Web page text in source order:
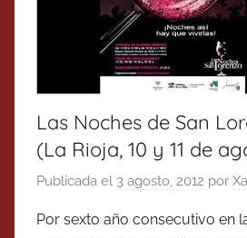
Las Noches de San
(La Rioja, 10 y 11 de
Publicada el 3 agosto, 2012 por
Por sexto año consecutivo en